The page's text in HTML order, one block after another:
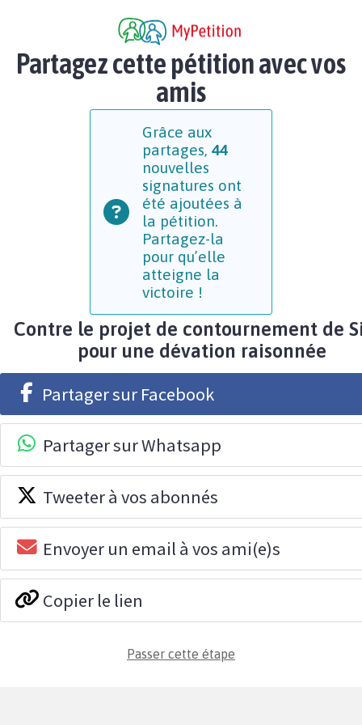
Partagez cette pétition avec vos
amis
Grâce aux
partages, 44
nouvelles
signatures ont
été ajoutées à
la pétition.
Partagez-la
pour qu’elle
atteigne la
victoire !
Contre le projet de contournement de
pour une dévation raisonnée
Partager sur Facebook
Partager sur Whatsapp
Tweeter à vos abonnés
Envoyer un email à vos ami(e)s
Copier le lien
Passer cette étape